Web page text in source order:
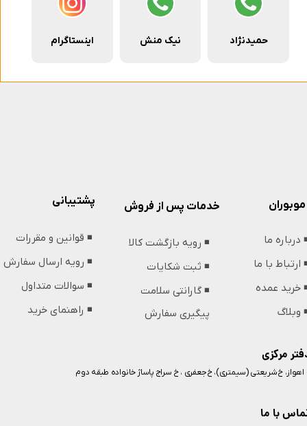
حمیدنژاد نیک منش اینستاگرام
مرکزی
با ما
اهواز، خ شریعتی (سیمتری)، خ جعفری ، خ سراج پاساژ خانواده طبقه دوم
پشتیبانی
◾️ قوانین و مقررات
◾️ رویه ارسال سفارش
◾️ سوالات متداول
◾️ راهنمای خرید
موبوران
درباره ما
ارتباط با ما
خرید عمده
وبلاگ
خدمات پس از فروش
◾️ رویه بازگشت کالا
◾️ ثبت شکایات
◾️ گارانتی سلامت
پیگیری سفارش